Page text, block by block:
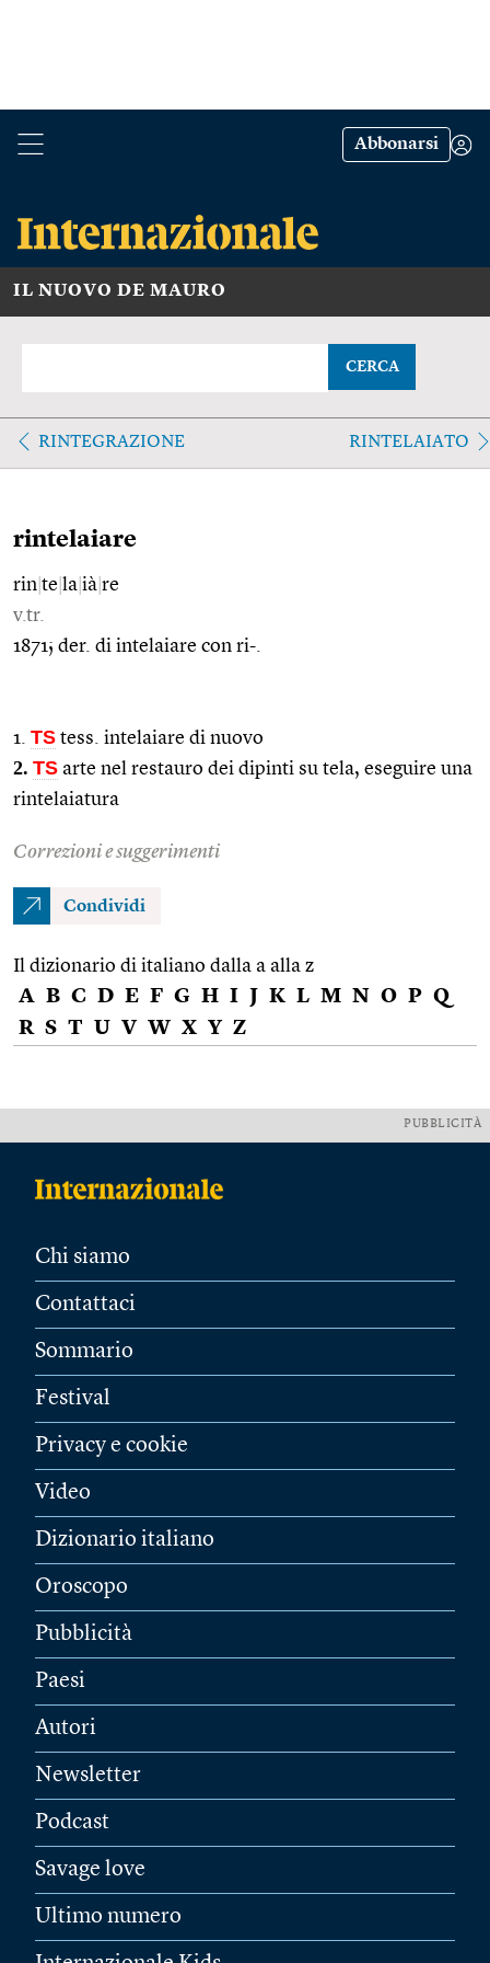
Abbonarsi
IL NUOVO DE MAURO
CERCA
RINTEGRAZIONE RINTELAIATO
rintelaiare
rin te la ià re
v.tr.
1871; der. di intelaiare con ri-.
1. TS tess. intelaiare di nuovo
2. TS arte nel restauro dei dipinti su tela, eseguire una
rintelaiatura
Correzioni e suggerimenti
Condividi
Il dizionario di italiano dalla a alla z
A B C D E F G H I J K L M N O P Q
R S T U V W X Y Z
PUBBLICITÀ
Chi siamo
Contattaci
Sommario
Festival
Privacy e cookie
Video
Dizionario italiano
Oroscopo
Pubblicità
Paesi
Autori
Newsletter
Podcast
Savage love
Ultimo numero